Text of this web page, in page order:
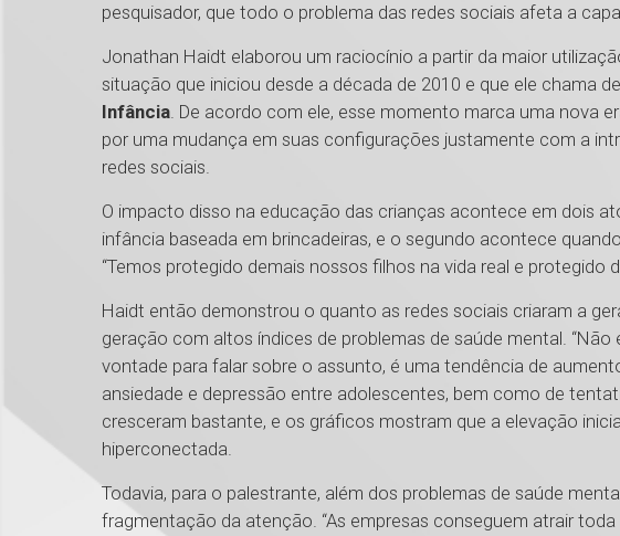
pesquisador, que todo o problema das redes sociais afeta a
Jonathan Haidt elaborou um raciocínio a partir da maior
situação que iniciou desde a década de 2010 e que ele chama de
Infância. De acordo com ele, esse momento marca uma nova
por uma mudança em suas configurações justamente com a
redes sociais.
O impacto disso na educação das crianças acontece em dois
infância baseada em brincadeiras, e o segundo acontece
“Temos protegido demais nossos filhos na vida real e protegido
Haidt então demonstrou o quanto as redes sociais criaram a
geração com altos índices de problemas de saúde mental.
vontade para falar sobre o assunto, é uma tendência de
ansiedade e depressão entre adolescentes, bem como de
cresceram bastante, e os gráficos mostram que a elevação
hiperconectada.
Todavia, para o palestrante, além dos problemas de saúde
fragmentação da atenção. “As empresas conseguem atrair